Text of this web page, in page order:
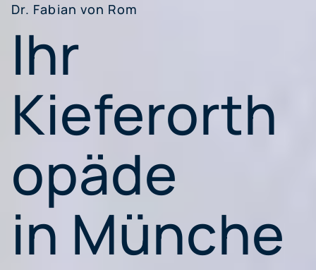
Dr. Fabian von Rom
Ihr
Kieferorth
opäde
in Münche